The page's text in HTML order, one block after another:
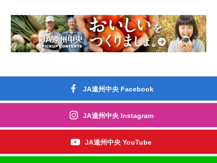
JA遠州中央 Facebook
JA遠州中央 Instagram
JA遠州中央 YouTube